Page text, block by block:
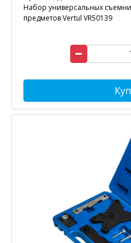
Набор универсальных
предметов Vertul VR50139